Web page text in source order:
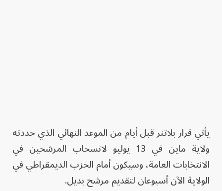
يأتي قرار بلاتنر قبل أيام من الموعد النهائي الذي حددته
ولاية ماين في 13 يوليو لانسحاب المرشحين في
الانتخابات العامة، وسيكون أمام الحزب الديمقراطي في
الولاية الآن أسبوعان لتقديم مرشح بديل.